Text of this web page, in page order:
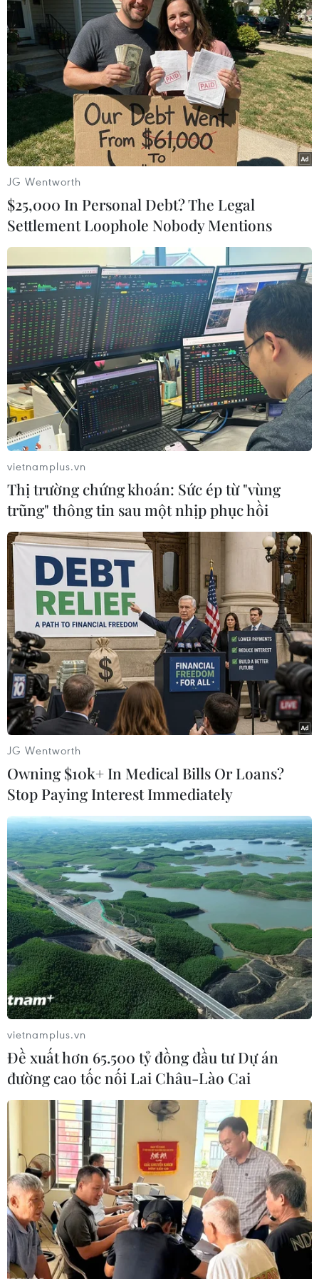
#Hưng Y ên #Cảnh báo
#dầu ăn giả
#“Gold Max”
#“Tamin Gold”
#“ChiCa”
Hưng Yên
Theo dõi VietnamPlus
TIN LIÊN QUAN
Vụ sản xuất dầu ăn giả với doanh
thu hơn 8.200 tỷ đồng, Bộ Y tế nói gì?
25/06/2025 07:57
Ngày 24/6, Công an tỉnh Hưng Yên phối hợp với các
đơn vị chức năng triệt phá đường dây sản xuất, tiêu thụ
dầu ăn kém chất lượng, trong đó có dầu dành cho vật
nuôi được sử dụng làm thực phẩm cho người.
Phú Thọ: Đột kích xưởng sản xuất mỳ
chính, bột nêm, dầu ăn giả quy mô lớn
26/04/2025 23:04
Công an tỉnh Phú Thọ bất ngờ đột kích kho hàng của
Công ty TNHH Famimoto Việt Nam và đã phát hiện,
tạm giữ hơn 71.000 lít dầu ăn, khoảng 40 tấn mỳ chính,
22 tấn hạt nêm, 9 tấn bột canh giả.
JG Wentworth
$25,000 In Personal Debt? The Legal
Settlement Loophole Nobody Mentions
vietnamplus.vn
Thị trường chứng khoán: Sức ép từ "vùng
trũng" thông tin sau một nhịp phục hồi
JG Wentworth
Owning $10k+ In Medical Bills Or Loans?
Stop Paying Interest Immediately
vietnamplus.vn
Đề xuất hơn 65.500 tỷ đồng đầu tư Dự án
đường cao tốc nối Lai Châu-Lào Cai